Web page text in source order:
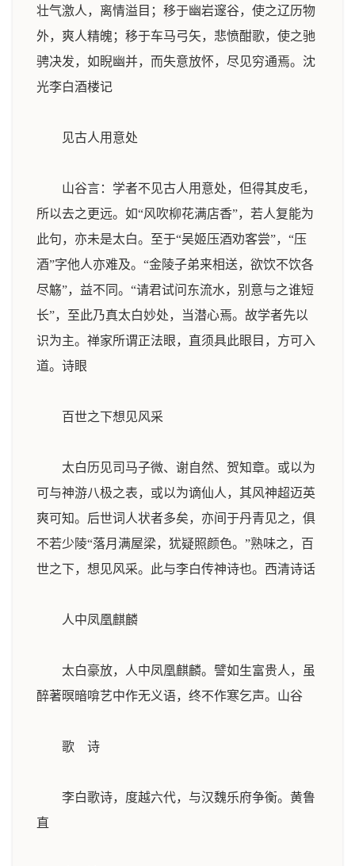
壮气激人，离情溢目；移于幽岩邃谷，使之辽历物
外，爽人精魄；移于车马弓矢，悲愤酣歌，使之驰
骋决发，如睨幽并，而失意放怀，尽见穷通焉。 沈
光李白酒楼记
见古人用意处
山谷言：学者不见古人用意处，但得其皮毛，
所以去之更远。如“风吹柳花满店香”，若人复能为
此句，亦未是太白。至于“吴姬压酒劝客尝”，“压
酒”字他人亦难及。“金陵子弟来相送，欲饮不饮各
尽觞”，益不同。“请君试问东流水，别意与之谁短
长”，至此乃真太白妙处，当潜心焉。故学者先以
识为主。禅家所谓正法眼，直须具此眼目，方可入
道。 诗眼
百世之下想见风采
太白历见司马子微、谢自然、贺知章。或以为
可与神游八极之表，或以为谪仙人，其风神超迈英
爽可知。后世词人状者多矣，亦间于丹青见之，俱
不若少陵“落月满屋梁，犹疑照颜色。”熟味之，百
世之下，想见风采。此与李白传神诗也。 西清诗话
人中凤凰麒麟
太白豪放，人中凤凰麒麟。譬如生富贵人，虽
醉著暝暗啽艺中作无义语，终不作寒乞声。 山谷
歌 诗
李白歌诗，度越六代，与汉魏乐府争衡。 黄鲁
直